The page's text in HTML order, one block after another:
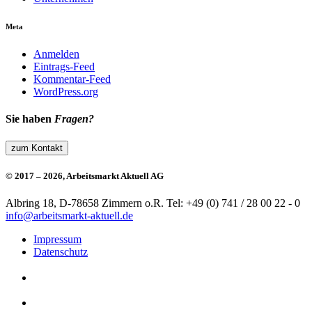
Meta
Anmelden
Eintrags-Feed
Kommentar-Feed
WordPress.org
Sie haben Fragen?
zum Kontakt
© 2017 – 2026, Arbeitsmarkt Aktuell AG
Albring 18, D-78658 Zimmern o.R. Tel: +49 (0) 741 / 28 00 22 - 0
info@arbeitsmarkt-aktuell.de
Impressum
Datenschutz